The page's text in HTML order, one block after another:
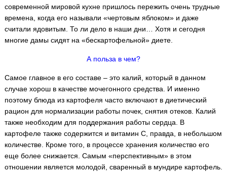
современной мировой кухне пришлось пережить очень трудные
времена, когда его называли «чертовым яблоком» и даже
считали ядовитым. То ли дело в наши дни… Хотя и сегодня
многие дамы сидят на «бескартофельной» диете.
А польза в чем?
Самое главное в его составе – это калий, который в данном
случае хорош в качестве мочегонного средства. И именно
поэтому блюда из картофеля часто включают в диетический
рацион для нормализации работы почек, снятия отеков. Калий
также необходим для поддержания работы сердца. В
картофеле также содержится и витамин С, правда, в небольшом
количестве. Кроме того, в процессе хранения количество его
еще более снижается. Самым «перспективным» в этом
отношении является молодой, сваренный в мундире картофель.